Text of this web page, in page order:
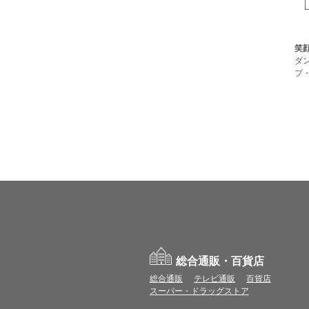
笑
ダ
プ
総合通販・百貨店
総合通販 テレビ通販
百貨店
スーパー・ドラッグストア